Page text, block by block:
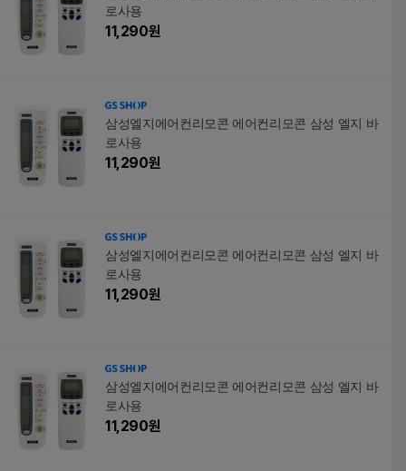
로사용
11,290원
삼성엘지에어컨리모콘 에어컨리모콘 삼성 엘지 바
로사용
11,290원
삼성엘지에어컨리모콘 에어컨리모콘 삼성 엘지 바
로사용
11,290원
삼성엘지에어컨리모콘 에어컨리모콘 삼성 엘지 바
로사용
11,290원